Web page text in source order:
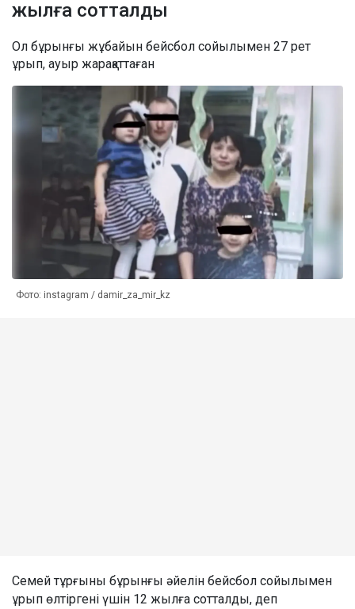
жылға сотталды
Ол бұрынғы жұбайын бейсбол сойылымен 27 рет
ұрып, ауыр жарақаттаған
Фото: instagram / damir_za_mir_kz
Семей тұрғыны бұрынғы әйелін бейсбол сойылымен
ұрып өлтіргені үшін 12 жылға сотталды, деп